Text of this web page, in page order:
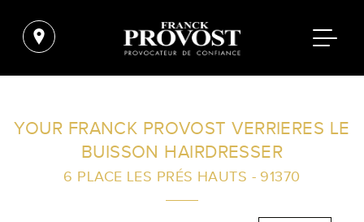
FILTER
YOUR FRANCK PROVOST VERRIERES LE
BUISSON HAIRDRESSER
6 PLACE LES PRÉS HAUTS - 91370